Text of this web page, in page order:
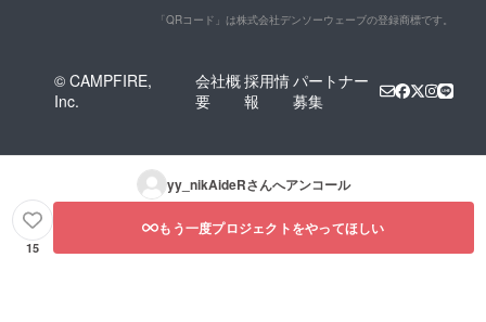
「QRコード」は株式会社デンソーウェーブの登録商標です。
© CAMPFIRE,
Inc.
会社概
要
採用情
報
パートナー
募集
yy_nikAideRさんへアンコール
15
もう一度プロジェクトをやってほしい